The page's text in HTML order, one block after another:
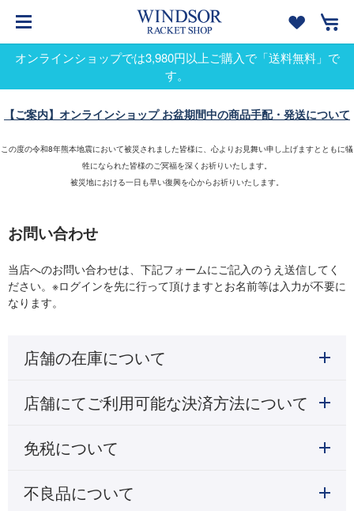
オンラインショップでは3,980円以上ご購入で「送料無料」で
す。
【ご案内】オンラインショップ お盆期間中の商品手配・発送について
この度の令和8年熊本地震において被災されました皆様に、心よりお見舞い申し上げますとともに犠
牲になられた皆様のご冥福を深くお祈りいたします。
被災地における一日も早い復興を心からお祈りいたします。
お問い合わせ
当店へのお問い合わせは、下記フォームにご記入のうえ送信してく
ださい。※ログインを先に行って頂けますとお名前等は入力が不要に
なります。
店舗の在庫について
店舗にてご利用可能な決済方法について
免税について
不良品について